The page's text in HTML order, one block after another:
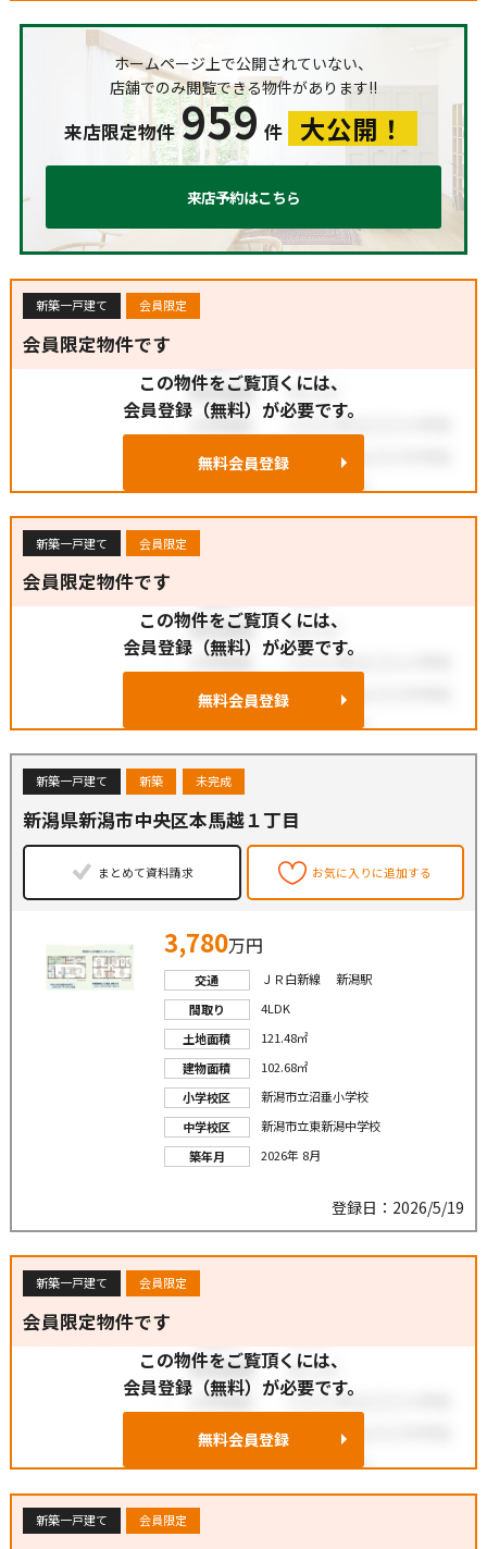
ホームページ上で公開されていない、
店舗でのみ閲覧できる物件があります!!
来店限定物件 959 件 大公開！
来店予約はこちら
新築一戸建て 会員限定
会員限定物件です
この物件をご覧頂くには、
会員登録（無料）が必要です。
無料会員登録
新築一戸建て 会員限定
会員限定物件です
この物件をご覧頂くには、
会員登録（無料）が必要です。
無料会員登録
新築一戸建て 新築 未完成
新潟県新潟市中央区本馬越１丁目
まとめて資料請求 お気に入りに追加する
3,780万円
交通
ＪＲ白新線 新潟駅
間取り
4LDK
土地面積
121.48㎡
建物面積
102.68㎡
小学校区
新潟市立沼垂小学校
中学校区
新潟市立東新潟中学校
築年月
2026年 8月
登録日：2026/5/19
新築一戸建て 会員限定
会員限定物件です
この物件をご覧頂くには、
会員登録（無料）が必要です。
無料会員登録
新築一戸建て 会員限定